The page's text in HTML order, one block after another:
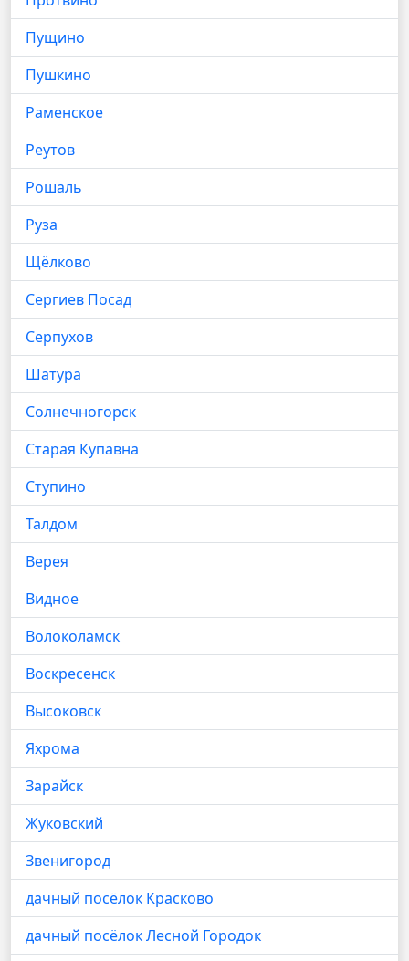
Пущино
Пушкино
Раменское
Реутов
Рошаль
Руза
Щёлково
Сергиев Посад
Серпухов
Шатура
Солнечногорск
Старая Купавна
Ступино
Талдом
Верея
Видное
Волоколамск
Воскресенск
Высоковск
Яхрома
Зарайск
Жуковский
Звенигород
дачный посёлок Красково
дачный посёлок Лесной Городок